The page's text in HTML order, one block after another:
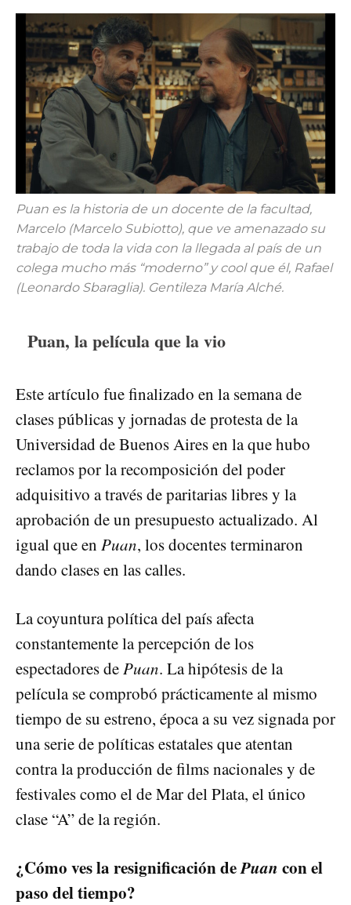
Puan es la historia de un docente de la facultad,
Marcelo (Marcelo Subiotto), que ve amenazado su
trabajo de toda la vida con la llegada al país de un
colega mucho más “moderno” y cool que él, Rafael
(Leonardo Sbaraglia). Gentileza María Alché.
Puan, la película que la vio
Este artículo fue finalizado en la semana de
clases públicas y jornadas de protesta de la
Universidad de Buenos Aires en la que hubo
reclamos por la recomposición del poder
adquisitivo a través de paritarias libres y la
aprobación de un presupuesto actualizado. Al
igual que en Puan, los docentes terminaron
dando clases en las calles.
La coyuntura política del país afecta
constantemente la percepción de los
espectadores dePuan. La hipótesis de la
película se comprobó prácticamente al mismo
tiempo de su estreno, época a su vez signada por
una serie de políticas estatales que atentan
contra la producción de films nacionales y de
festivales como el de Mar del Plata, el único
clase “A” de la región.
¿Cómo ves la resignificación dePuan con el
paso del tiempo?